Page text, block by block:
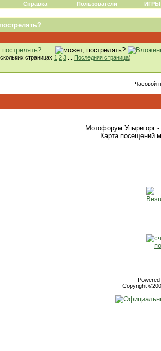
Справка Пользователи ИГРЫ
пострелять?
1 2 3 Последняя страница)
Часовой
Мотофорум Упыри.орг -
Карта посещений
Copyright